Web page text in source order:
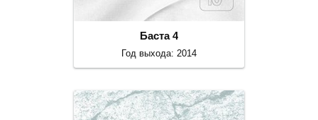
Баста 4
Год выхода: 2014